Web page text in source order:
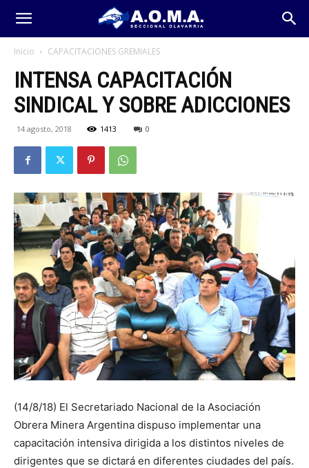
Inicio CAPACITACIONES GREMIALES
INTENSA CAPACITACIÓN
SINDICAL Y SOBRE ADICCIONES
14 agosto, 2018 1413 0
(14/8/18) El Secretariado Nacional de la Asociación
Obrera Minera Argentina dispuso implementar una
capacitación intensiva dirigida a los distintos niveles de
dirigentes que se dictará en diferentes ciudades del país.